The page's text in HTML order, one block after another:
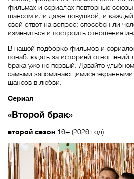
фильмах и сериалах повторные союзы
шансом или даже ловушкой, и каждый
свой ответ на вопрос: способен ли
измениться и построить отношения
В нашей подборке фильмов и
понаблюдать за историей отношений
брака уже не первый. Давайте
самыми запоминающимися экранными
шансов в любви.
Сериал
«Второй брак»
второй сезон 16+ (2026 год)